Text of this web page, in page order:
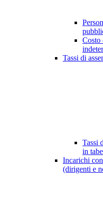
Costo
Tassi di
Tassi
in
Incarichi
(dirigenti e